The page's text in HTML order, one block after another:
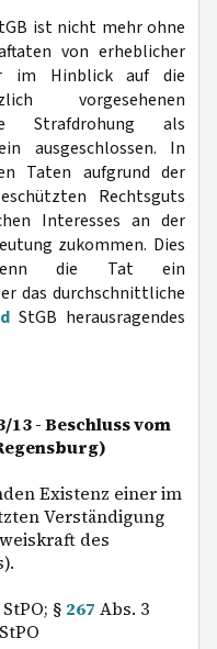
ist nicht mehr ohne
von erheblicher
im Hinblick auf die
vorgesehenen
Strafdrohung als
ausgeschlossen. In
Taten aufgrund der
Rechtsguts
Interesses an der
zukommen. Dies
die Tat ein
das durchschnittliche
StGB herausragendes
13 - Beschluss vom
Existenz einer im
Verständigung
des
StPO; § 267 Abs. 3
StPO